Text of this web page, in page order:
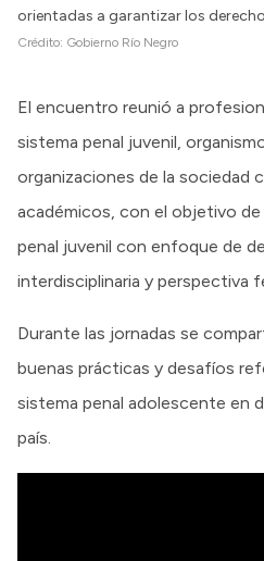
orientadas a garantizar los
Crédito: Gobierno Río Negro
El encuentro reunió a
sistema penal juvenil,
organizaciones de la sociedad
académicos, con el objetivo
penal juvenil con enfoque de
interdisciplinaria y perspectiva
Durante las jornadas se
buenas prácticas y desafíos
sistema penal adolescente en
país.